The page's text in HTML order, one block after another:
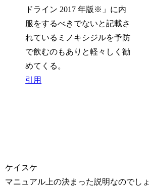
ドライン 2017 年版※」に内
服をするべきでないと記載さ
れているミノキシジルを予防
で飲むのもありと軽々しく勧
めてくる。
引用
ケイスケ
マニュアル上の決まった説明なのでしょ